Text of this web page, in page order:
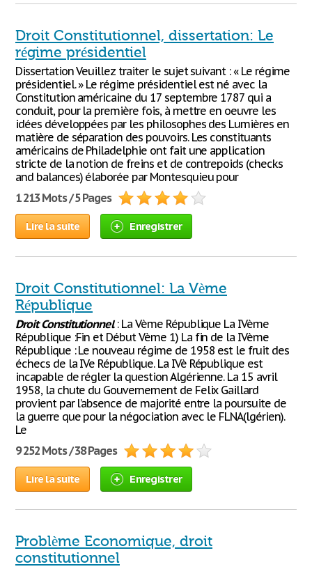
Droit Constitutionnel, dissertation: Le
régime présidentiel
Dissertation Veuillez traiter le sujet suivant : « Le régime
présidentiel. » Le régime présidentiel est né avec la
Constitution américaine du 17 septembre 1787 qui a
conduit, pour la première fois, à mettre en oeuvre les
idées développées par les philosophes des Lumières en
matière de séparation des pouvoirs. Les constituants
américains de Philadelphie ont fait une application
stricte de la notion de freins et de contrepoids (checks
and balances) élaborée par Montesquieu pour
1 213 Mots / 5 Pages
Lire la suite Enregistrer
Droit Constitutionnel: La Vème
République
Droit Constitutionnel: La Vème République La IVème
République :Fin et Début Vème 1) La fin de la IVème
République : Le nouveau régime de 1958 est le fruit des
échecs de la IVe République. La IVè République est
incapable de régler la question Algérienne. La 15 avril
1958, la chute du Gouvernement de Felix Gaillard
provient par l’absence de majorité entre la poursuite de
la guerre que pour la négociation avec le FLNA(lgérien).
Le
9 252 Mots / 38 Pages
Lire la suite Enregistrer
Problème Economique, droit
constitutionnel